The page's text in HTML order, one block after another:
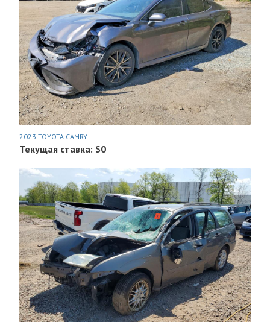
2023 TOYOTA CAMRY
Текущая ставка: $0